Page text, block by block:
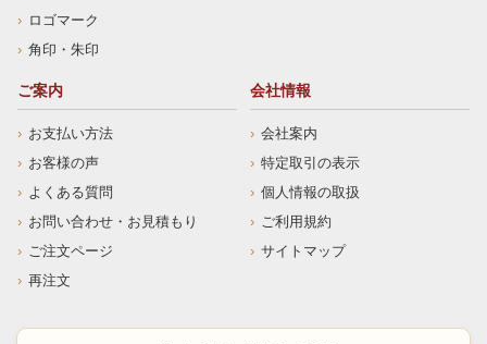
ロゴマーク
角印・朱印
ご案内
お支払い方法
お客様の声
よくある質問
お問い合わせ・お見積もり
ご注文ページ
再注文
会社情報
会社案内
特定取引の表示
個人情報の取扱
ご利用規約
サイトマップ